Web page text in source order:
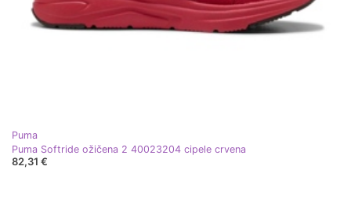
Puma
Puma Softride ožičena 2 40023204 cipele crvena
82,31 €